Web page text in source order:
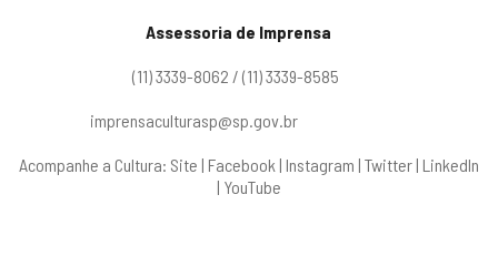
Assessoria de Imprensa
(11) 3339-8062 / (11) 3339-8585
imprensaculturasp@sp.gov.br
Acompanhe a Cultura: Site | Facebook | Instagram | Twitter | LinkedIn
| YouTube